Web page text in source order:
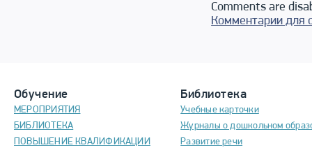
Comments are
Комментарии для
Обучение
МЕРОПРИЯТИЯ
БИБЛИОТЕКА
ПОВЫШЕНИЕ КВАЛИФИКАЦИИ
Библиотека
Учебные карточки
Журналы о дошкольном
Развитие речи